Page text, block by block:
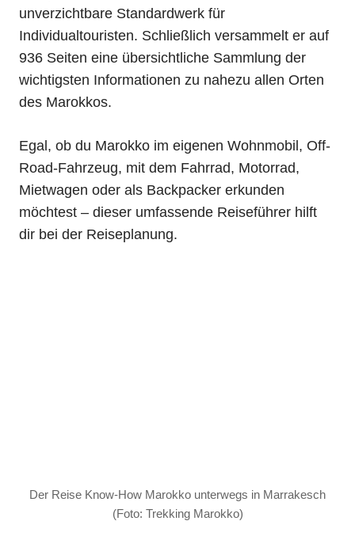
unverzichtbare Standardwerk für
Individualtouristen. Schließlich versammelt er auf
936 Seiten eine übersichtliche Sammlung der
wichtigsten Informationen zu nahezu allen Orten
des Marokkos.
Egal, ob du Marokko im eigenen Wohnmobil, Off-
Road-Fahrzeug, mit dem Fahrrad, Motorrad,
Mietwagen oder als Backpacker erkunden
möchtest – dieser umfassende Reiseführer hilft
dir bei der Reiseplanung.
Der Reise Know-How Marokko unterwegs in Marrakesch
(Foto: Trekking Marokko)